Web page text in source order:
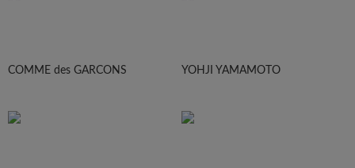
COMME des GARCONS YOHJI YAMAMOTO